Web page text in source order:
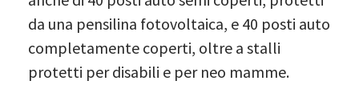
da una pensilina fotovoltaica, e 40 posti auto
completamente coperti, oltre a stalli
protetti per disabili e per neo mamme.